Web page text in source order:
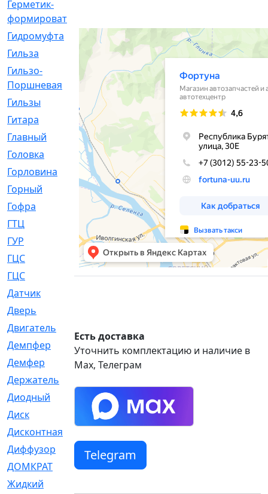
Герметик-
формирователь
Гидромуфта
[47]
Гильза
[56]
Гильзо-
Поршневая
[13]
Гильзы
[259]
Гитара
[7]
Главный
[29]
Головка
[28]
Горловина
[14]
Горный
[1]
Гофра
[86]
ГТЦ
ГУР
[34]
ГЦC
[6]
ГЦС
[74]
Датчик
Дверь
Двигатель
Демпфер
[2]
Демфер
[1]
Держатель
Диодный
[3]
Диск
[418]
Дисконтная
Диффузор
[1]
ДОМКРАТ
[1]
Жидкий
Есть доставка
Уточнить комплектацию и наличие в
Max, Телеграм
Telegram